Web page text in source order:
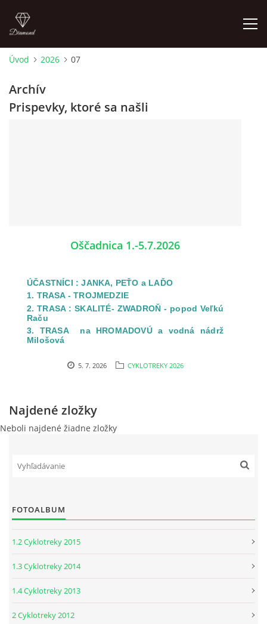
CYKLOTREKY 2026
CYKLOTREKY 2021
CYKLOTREKY 2020
CYKLOTREKY 2019
CYKLOTREKY 2017
CYKLOTREKY 2016
CYKLOTREKY 2015
CYKLOTREKY 2014
CYKLOTREKY 2012
Úvod 2026 07
Archív
Prispevky, ktoré sa našli
Oščadnica 1.-5.7.2026
ÚČASTNÍCI : JANKA, PEŤO a LAĎO
1. TRASA - TROJMEDZIE
2. TRASA : SKALITÉ- ZWADROŇ - popod Veľkú
Raču
3. TRASA na HROMADOVÚ a vodná nádrž
Milošová
5. 7. 2026 CYKLOTREKY 2026
Najdené zložky
Neboli najdené žiadne zložky
FOTOALBUM
1.2 Cyklotreky 2015
1.3 Cyklotreky 2014
1.4 Cyklotreky 2013
2 Cyklotreky 2012